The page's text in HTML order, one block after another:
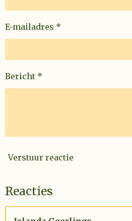
E-mailadres *
Bericht *
Verstuur reactie
Reacties